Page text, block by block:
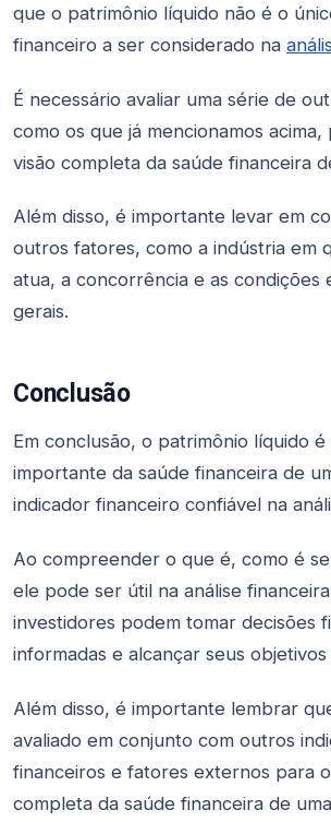
que o patrimônio líquido não é o
financeiro a ser considerado na
É necessário avaliar uma série de
como os que já mencionamos
visão completa da saúde financeira
Além disso, é importante levar em
outros fatores, como a indústria em
atua, a concorrência e as condições
gerais.
Conclusão
Em conclusão, o patrimônio líquido é
importante da saúde financeira de
indicador financeiro confiável na
Ao compreender o que é, como é
ele pode ser útil na análise
investidores podem tomar decisões
informadas e alcançar seus
Além disso, é importante lembrar
avaliado em conjunto com outros
financeiros e fatores externos para
completa da saúde financeira de